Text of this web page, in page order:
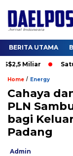
BERITA UTAMA
Miliar Satu
Home / Energy
Cahaya
PLN
bagi
Padang
Admin